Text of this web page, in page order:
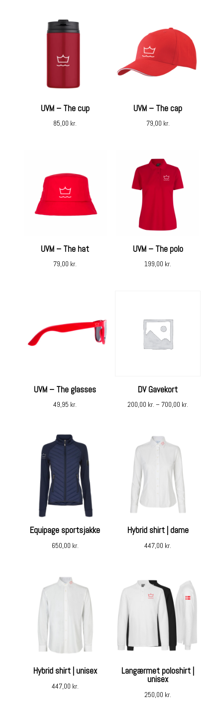
UVM – The cup
85,00 kr.
UVM – The cap
79,00 kr.
UVM – The hat
79,00 kr.
UVM – The polo
199,00 kr.
UVM – The glasses
49,95 kr.
DV Gavekort
200,00 kr. – 700,00 kr.
Equipage sportsjakke
650,00 kr.
Hybrid shirt | dame
447,00 kr.
Hybrid shirt | unisex
447,00 kr.
Langærmet poloshirt |
unisex
250,00 kr.